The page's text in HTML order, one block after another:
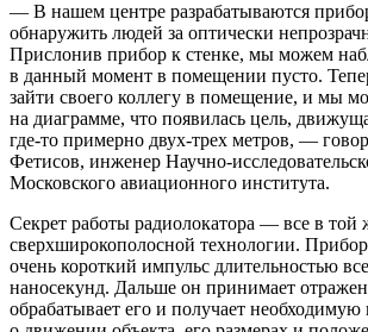
— В нашем центре разрабатываются
обнаружить людей за оптически
Прислонив прибор к стенке, мы можем
в данный момент в помещении пусто.
зайти своего коллегу в помещение, и мы
на диаграмме, что появилась цель,
где-то примерно двух-трех метров, —
Фетисов, инженер Научно-
Московского авиационного института.
Секрет работы радиолокатора — все в той
сверхширокополосной технологии.
очень короткий импульс длительностью
наносекунд. Дальше он принимает
обрабатывает его и получает